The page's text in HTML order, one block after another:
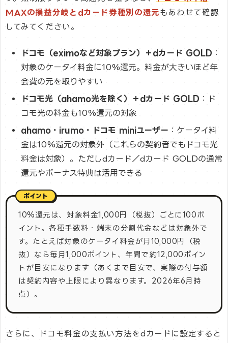
MAXの損益分岐とdカード券種別の還元もあわせて確認
してみてください。
ドコモ（eximoなど対象プラン）＋dカード GOLD ：
対象のケータイ料金に10%還元。料金が大きいほど年
会費の元を取りやすい
ドコモ光（ahamo光を除く）＋dカード GOLD ：ド
コモ光の料金も10%還元の対象
ahamo・irumo・ドコモ miniユーザー ：ケータイ料
金は10%還元の対象外（これらの契約者でもドコモ光
料金は対象）。ただしdカード／dカード GOLDの通常
還元やボーナス特典は活用できる
10%還元は、対象料金1,000円（税抜）ごとに100ポ
イント。各種手数料・端末の分割代金などは対象外で
す。たとえば対象のケータイ料金が月10,000円（税
抜）なら毎月1,000ポイント、年間で約12,000ポイン
トが目安になります（あくまで目安で、実際の付与額
は契約内容や上限により異なります。2026年6月時
点）。
さらに、ドコモ料金の支払い方法をdカードに設定すると